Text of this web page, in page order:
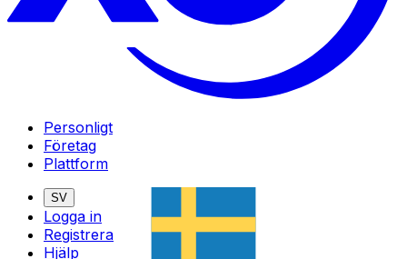
Personligt
Företag
Plattform
SV
Logga in
Registrera
Hjälp